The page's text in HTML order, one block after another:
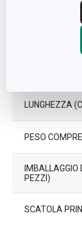
PEZZI PER SET
LUNGHEZZA
PESO
IMBALLAGGIO
PEZZI)
SCATOLA